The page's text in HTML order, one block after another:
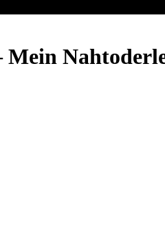
Mein